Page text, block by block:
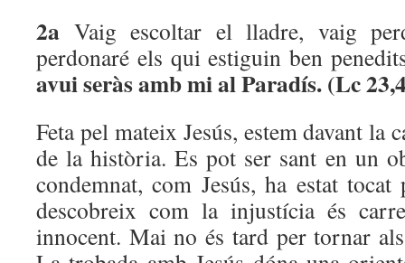
2a Vaig escoltar el lladre, vaig
perdonaré els qui estiguin ben
avui seràs amb mi al Paradís. (Lc
Feta pel mateix Jesús, estem davant la
de la història. Es pot ser sant en un
condemnat, com Jesús, ha estat
descobreix com la injustícia és
innocent. Mai no és tard per tornar